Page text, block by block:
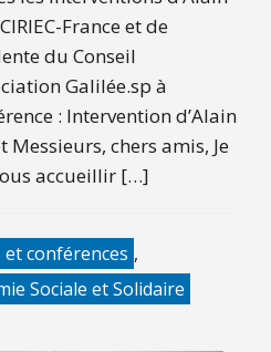
France et de
du Conseil
Galilée.sp à
: Intervention d’Alain
Messieurs, chers amis, Je
accueillir […]
et conférences ,
Sociale et Solidaire